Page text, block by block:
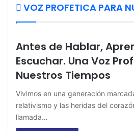
VOZ PROFETICA PARA
Antes de Hablar,
Escuchar. Una Voz
Nuestros Tiempos
Vivimos en una generación
relativismo y las heridas del
llamada…